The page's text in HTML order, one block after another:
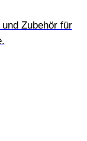
Zubehör für